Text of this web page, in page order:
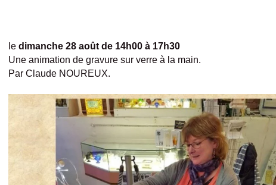
le dimanche 28 août de 14h00 à 17h30
Une animation de gravure sur verre à la main.
Par Claude NOUREUX.